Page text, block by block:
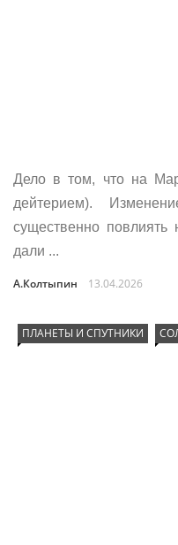
Дело в том, что на
дейтерием).
существенно
дали ...
А.Колтыпин 13.04.2026
ПЛАНЕТЫ И СПУТНИКИ